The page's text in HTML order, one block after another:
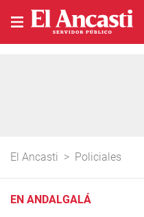
El Ancasti > Policiales
EN ANDALGALÁ